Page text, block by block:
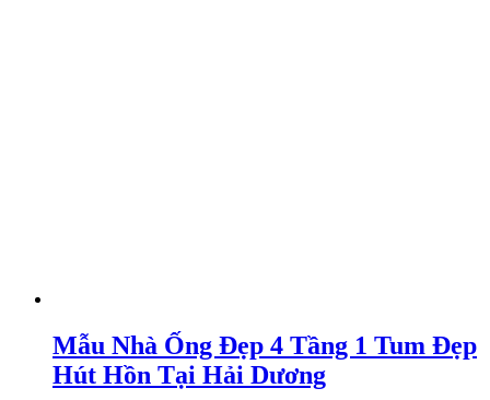
Mẫu Nhà Ống Đẹp 4 Tầng 1 Tum Đẹp
Hút Hồn Tại Hải Dương